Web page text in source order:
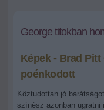
George titokban
Képek - Brad
poénkodott
Köztudottan jó
színész azonban